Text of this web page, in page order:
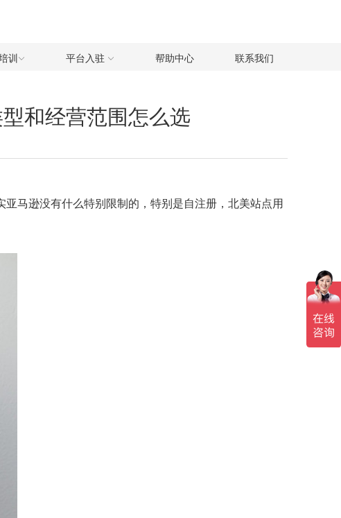
训 平台入驻 帮助中心 联系我们
和经营范围怎么选
亚马逊没有什么特别限制的，特别是自注册，北美站点用